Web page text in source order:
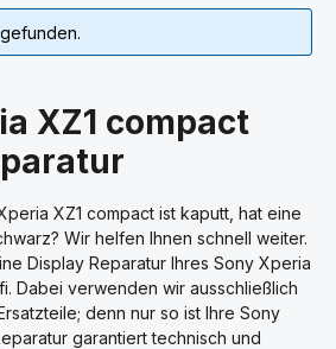
Fach-Werkstatt durch.
als Endverbraucher sowie
und Industriekunde Ihr Sony Xperia
und reparieren zu
ist bei uns kostenlos. Bei
Reparatur, wie z. B. bei
wirtschaftlich sinnvollen
wir keine Arbeitsleistung.
XZ1 compact
XZ1 compact ist kaputt, hat eine
Wir helfen Ihnen schnell weiter.
Display Reparatur Ihres Sony Xperia
Dabei verwenden wir ausschließlich
denn nur so ist Ihre Sony
garantiert technisch und